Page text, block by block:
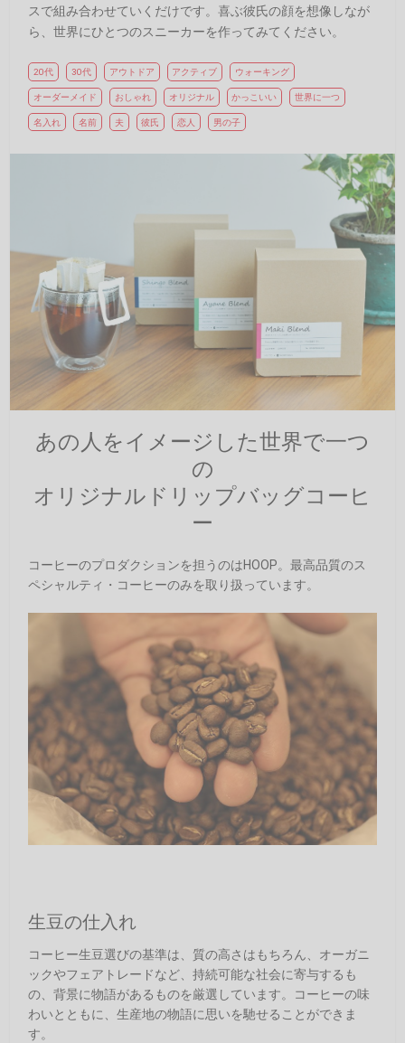
スで組み合わせていくだけです。喜ぶ彼氏の顔を想像しなが
ら、世界にひとつのスニーカーを作ってみてください。
20代 30代 アウトドア アクティブ ウォーキング
オーダーメイド おしゃれ オリジナル かっこいい 世界に一つ
名入れ 名前 夫 彼氏 恋人 男の子
あの人をイメージした世界で一つ
の
オリジナルドリップバッグコーヒ
ー
コーヒーのプロダクションを担うのはHOOP。最高品質のス
ペシャルティ・コーヒーのみを取り扱っています。
生豆の仕入れ
コーヒー生豆選びの基準は、質の高さはもちろん、オーガニ
ックやフェアトレードなど、持続可能な社会に寄与するも
の、背景に物語があるものを厳選しています。コーヒーの味
わいとともに、生産地の物語に思いを馳せることができま
す。